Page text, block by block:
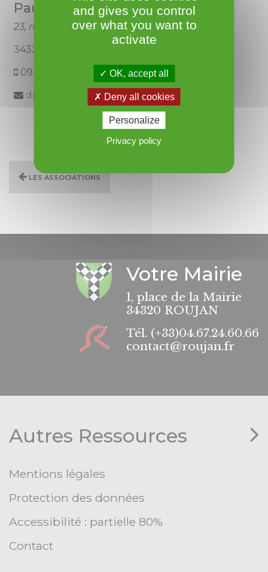
Paul
23, rue Basse
34320 Roujan
09.67.19.33.51
dpbenguigui@orange.fr
Les associations
Votre Mairie
1, place de la Mairie
34320 ROUJAN
Tél. (+33)04.67.24.60.66
contact@roujan.fr
Autres Ressources
Mentions légales
Protection des données
Accessibilité : partielle 80%
Contact
and gives you control
over what you want to
activate
OK, accept all
Deny all cookies
Personalize
Privacy policy